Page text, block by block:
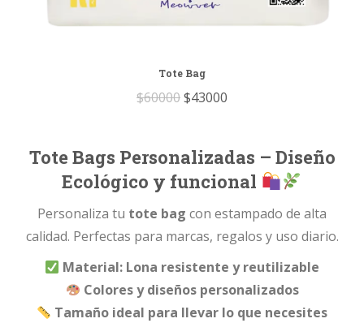
Tote Bag
$60000Original
$60000.
$43000
$43000.
Tote Bags Personalizadas – Diseño
Ecológico y funcional
Personaliza tu tote bag con estampado de alta
calidad. Perfectas para marcas, regalos y uso diario.
Material: Lona resistente y reutilizable
Colores y diseños personalizados
Tamaño ideal para llevar lo que necesites